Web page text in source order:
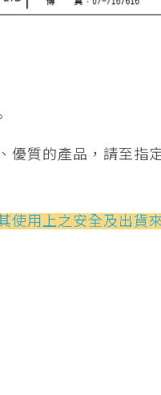
優質的產品，請至指
使用上之安全及出貨